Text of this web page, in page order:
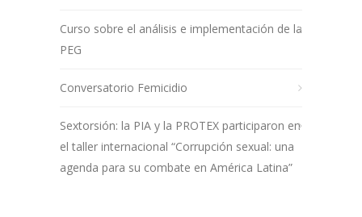
Curso sobre el análisis e implementación de la
PEG
Conversatorio Femicidio
Sextorsión: la PIA y la PROTEX participaron en
el taller internacional “Corrupción sexual: una
agenda para su combate en América Latina”